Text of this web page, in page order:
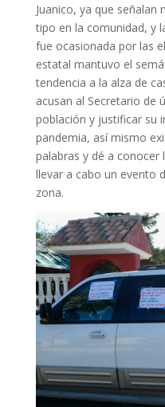
Juanico, ya que señalan
tipo en la comunidad, y
fue ocasionada por las
estatal mantuvo el
tendencia a la alza de
acusan al Secretario de
población y justificar su
pandemia, así mismo
palabras y dé a conocer
llevar a cabo un evento
zona.